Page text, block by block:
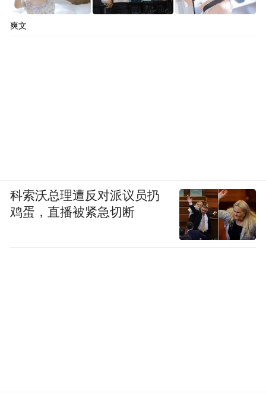
爽文
科索沃总理遭反对派议员扔
鸡蛋，直播被紧急切断